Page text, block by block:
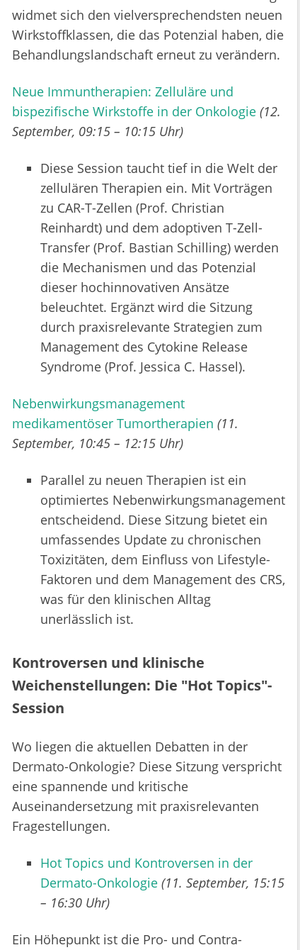
widmet sich den vielversprechendsten neuen
Wirkstoffklassen, die das Potenzial haben, die
Behandlungslandschaft erneut zu verändern.
Neue Immuntherapien: Zelluläre und
bispezifische Wirkstoffe in der Onkologie (12.
September, 09:15 – 10:15 Uhr)
Diese Session taucht tief in die Welt der
zellulären Therapien ein. Mit Vorträgen
zu CAR-T-Zellen (Prof. Christian
Reinhardt) und dem adoptiven T-Zell-
Transfer (Prof. Bastian Schilling) werden
die Mechanismen und das Potenzial
dieser hochinnovativen Ansätze
beleuchtet. Ergänzt wird die Sitzung
durch praxisrelevante Strategien zum
Management des Cytokine Release
Syndrome (Prof. Jessica C. Hassel).
Nebenwirkungsmanagement
medikamentöser Tumortherapien (11.
September, 10:45 – 12:15 Uhr)
Parallel zu neuen Therapien ist ein
optimiertes Nebenwirkungsmanagement
entscheidend. Diese Sitzung bietet ein
umfassendes Update zu chronischen
Toxizitäten, dem Einfluss von Lifestyle-
Faktoren und dem Management des CRS,
was für den klinischen Alltag
unerlässlich ist.
Kontroversen und klinische
Weichenstellungen: Die "Hot Topics"-
Session
Wo liegen die aktuellen Debatten in der
Dermato-Onkologie? Diese Sitzung verspricht
eine spannende und kritische
Auseinandersetzung mit praxisrelevanten
Fragestellungen.
Hot Topics und Kontroversen in der
Dermato-Onkologie (11. September, 15:15
– 16:30 Uhr)
Ein Höhepunkt ist die Pro- und Contra-